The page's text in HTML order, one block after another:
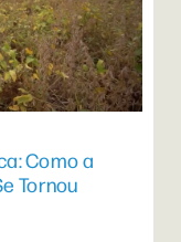
Como a
Tornou